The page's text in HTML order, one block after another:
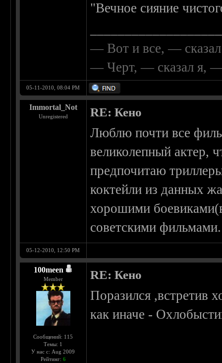
"Вечное сияние
— Вот и все, —
— Черт, — сказал я, —
05-11-2010, 08:04 PM
Immortal_Not
Unregistered RE: Кено
Люблю почти все
великолепный актер,
предпочитаю
коктейли из данных
хорошими
советскими фильмами.
05-12-2010, 12:50 PM
100meen
Member
Сообщений: 115
Темы: 1
У нас с: Aug 2009
Рейтинг: 6
RE: Кено
Поразился ,встретив
как иначе -